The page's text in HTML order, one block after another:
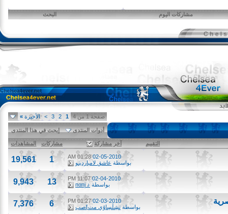
مشاركات اليوم البحث
صفحة 1 من 4 1
2 الأخيرة»
أدوات المنتدى إبحث في هذا المنتدى
التقييم آخر مشاركة مشاركات المشاهدات
02-05-2010
01:28 AM
بواسطةعاشق لامباردينو 1
19,561
02-04-2010
11:07 PM
بواسطة♪ пαпį
13
9,943
02-03-2010
01:27 PM
بواسطةتڜڷڛاۇي متξصب 6
7,376